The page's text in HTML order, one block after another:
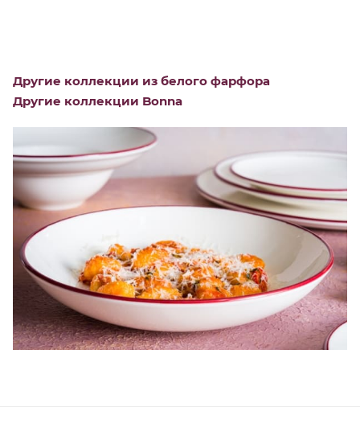
Другие коллекции из белого фарфора
Другие коллекции Bonna